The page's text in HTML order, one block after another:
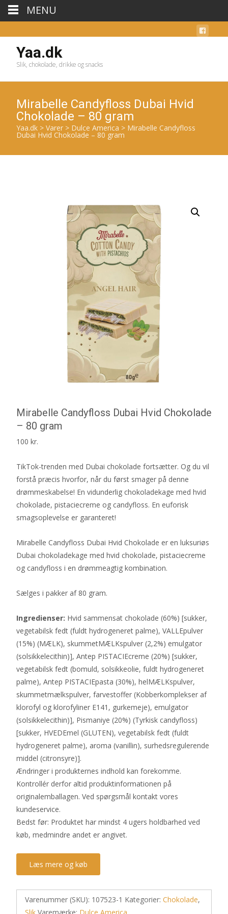
Yaa.dk
Slik, chokolade, drikke og snacks
Mirabelle Candyfloss Dubai Hvid
Chokolade – 80 gram
Yaa.dk > Varer > Dulce America > Mirabelle Candyfloss
Dubai Hvid Chokolade – 80 gram
Mirabelle Candyfloss Dubai Hvid Chokolade
– 80 gram
100 kr.
TikTok-trenden med Dubai chokolade fortsætter. Og du vil
forstå præcis hvorfor, når du først smager på denne
drømmeskabelse! En vidunderlig chokoladekage med hvid
chokolade, pistaciecreme og candyfloss. En euforisk
smagsoplevelse er garanteret!
Mirabelle Candyfloss Dubai Hvid Chokolade er en luksuriøs
Dubai chokoladekage med hvid chokolade, pistaciecreme
og candyfloss i en drømmeagtig kombination.
Sælges i pakker af 80 gram.
Ingredienser: Hvid sammensat chokolade (60%) [sukker,
vegetabilsk fedt (fuldt hydrogeneret palme), VALLEpulver
(15%) (MÆLK), skummetMÆLKspulver (2,2%) emulgator
(solsikkelecithin)], Antep PISTACIEcreme (20%) [sukker,
vegetabilsk fedt (bomuld, solsikkeolie, fuldt hydrogeneret
palme), Antep PISTACIEpasta (30%), helMÆLKspulver,
skummetmælkspulver, farvestoffer (Kobberkomplekser af
klorofyl og klorofyliner E141, gurkemeje), emulgator
(solsikkelecithin)], Pismaniye (20%) (Tyrkisk candyfloss)
[sukker, HVEDEmel (GLUTEN), vegetabilsk fedt (fuldt
hydrogeneret palme), aroma (vanillin), surhedsregulerende
middel (citronsyre)].
Ændringer i produkternes indhold kan forekomme.
Kontrollér derfor altid produktinformationen på
originalemballagen. Ved spørgsmål kontakt vores
kundeservice.
Bedst før: Produktet har mindst 4 ugers holdbarhed ved
køb, medmindre andet er angivet.
Læs mere og køb
Varenummer (SKU): 107523-1 Kategorier: Chokolade,
MENU